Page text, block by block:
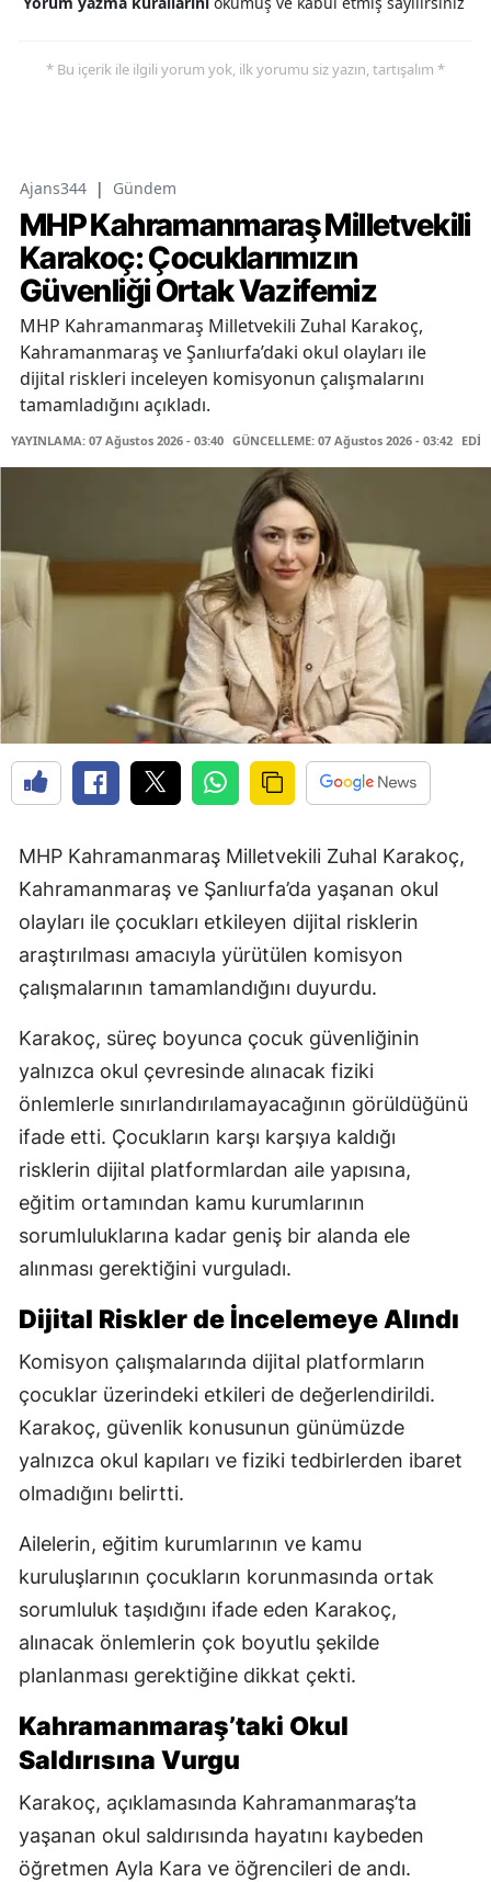
* Bu içerik ile ilgili yorum yok, ilk yorumu siz yazın, tartışalım *
Ajans344 | Gündem
MHP Kahramanmaraş Milletvekili
Karakoç: Çocuklarımızın
Güvenliği Ortak Vazifemiz
MHP Kahramanmaraş Milletvekili Zuhal Karakoç,
Kahramanmaraş ve Şanlıurfa’daki okul olayları ile
dijital riskleri inceleyen komisyonun çalışmalarını
tamamladığını açıkladı.
YAYINLAMA: 07 Ağustos 2026 - 03:40 GÜNCELLEME: 07 Ağustos 2026 - 03:42
MHP Kahramanmaraş Milletvekili Zuhal Karakoç,
Kahramanmaraş ve Şanlıurfa’da yaşanan okul
olayları ile çocukları etkileyen dijital risklerin
araştırılması amacıyla yürütülen komisyon
çalışmalarının tamamlandığını duyurdu.
Karakoç, süreç boyunca çocuk güvenliğinin
yalnızca okul çevresinde alınacak fiziki
önlemlerle sınırlandırılamayacağının görüldüğünü
ifade etti. Çocukların karşı karşıya kaldığı
risklerin dijital platformlardan aile yapısına,
eğitim ortamından kamu kurumlarının
sorumluluklarına kadar geniş bir alanda ele
alınması gerektiğini vurguladı.
Dijital Riskler de İncelemeye Alındı
Komisyon çalışmalarında dijital platformların
çocuklar üzerindeki etkileri de değerlendirildi.
Karakoç, güvenlik konusunun günümüzde
yalnızca okul kapıları ve fiziki tedbirlerden ibaret
olmadığını belirtti.
Ailelerin, eğitim kurumlarının ve kamu
kuruluşlarının çocukların korunmasında ortak
sorumluluk taşıdığını ifade eden Karakoç,
alınacak önlemlerin çok boyutlu şekilde
planlanması gerektiğine dikkat çekti.
Kahramanmaraş’taki Okul
Saldırısına Vurgu
Karakoç, açıklamasında Kahramanmaraş’ta
yaşanan okul saldırısında hayatını kaybeden
öğretmen Ayla Kara ve öğrencileri de andı.